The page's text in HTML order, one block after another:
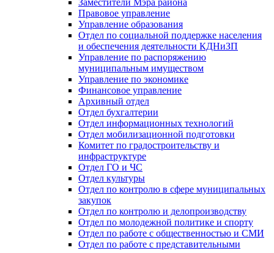
Правовое управление
Управление образования
Отдел по социальной поддержке населения
и обеспечения деятельности КДНиЗП
Управление по распоряжению
муниципальным имуществом
Управление по экономике
Финансовое управление
Архивный отдел
Отдел бухгалтерии
Отдел информационных технологий
Отдел мобилизационной подготовки
Комитет по градостроительству и
инфраструктуре
Отдел ГО и ЧС
Отдел культуры
Отдел по контролю в сфере муниципальных
закупок
Отдел по контролю и делопроизводству
Отдел по молодежной политике и спорту
Отдел по работе с общественностью и СМИ
Отдел по работе с представительными